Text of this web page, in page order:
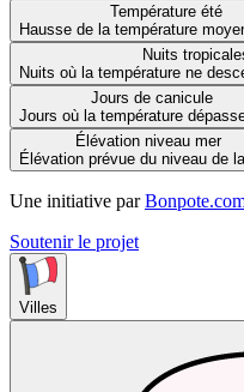
Température été
Hausse de la température
Nuits
Nuits où la température ne
Jours de canicule
Jours où la température
Élévation niveau mer
Élévation prévue du niveau de
Une initiative par
Soutenir le projet
Villes